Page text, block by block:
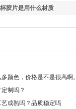
胶片是用什么材质
颜色，价格是不是很高啊。
制吗？
成熟吗？品质稳定吗